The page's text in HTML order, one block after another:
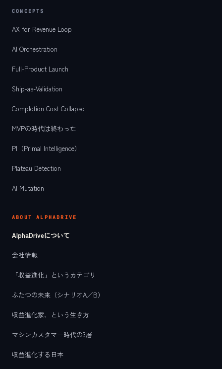
CONCEPTS
AX for Revenue Loop
AI Orchestration
Full-Product Launch
Ship-as-Validation
Completion Cost Collapse
MVPの時代は終わった
PI（Primal Intelligence）
Plateau Detection
AI Mutation
ABOUT ALPHADRIVE
AlphaDriveについて
会社情報
「収益進化」というカテゴリ
ふたつの未来（シナリオA／B）
収益進化家、という生き方
マシンカスタマー時代の3層
収益進化する日本